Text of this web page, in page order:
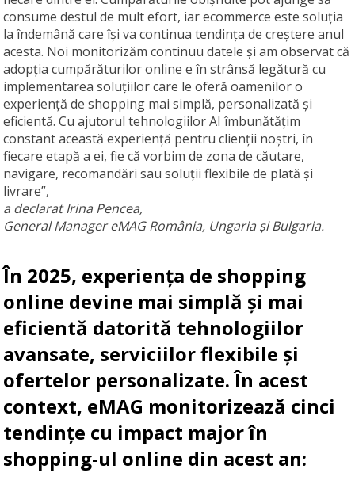
consume destul de mult efort, iar ecommerce este soluția
la îndemână care își va continua tendința de creștere anul
acesta. Noi monitorizăm continuu datele și am observat că
adopția cumpărăturilor online e în strânsă legătură cu
implementarea soluțiilor care le oferă oamenilor o
experiență de shopping mai simplă, personalizată și
eficientă. Cu ajutorul tehnologiilor AI îmbunătățim
constant această experiență pentru clienții noștri, în
fiecare etapă a ei, fie că vorbim de zona de căutare,
navigare, recomandări sau soluții flexibile de plată și
livrare”,
a declarat Irina Pencea,
General Manager eMAG România, Ungaria și Bulgaria.
În 2025, experiența de shopping
online devine mai simplă și mai
eficientă datorită tehnologiilor
avansate, serviciilor flexibile și
ofertelor personalizate. În acest
context, eMAG monitorizează cinci
tendințe cu impact major în
shopping-ul online din acest an: